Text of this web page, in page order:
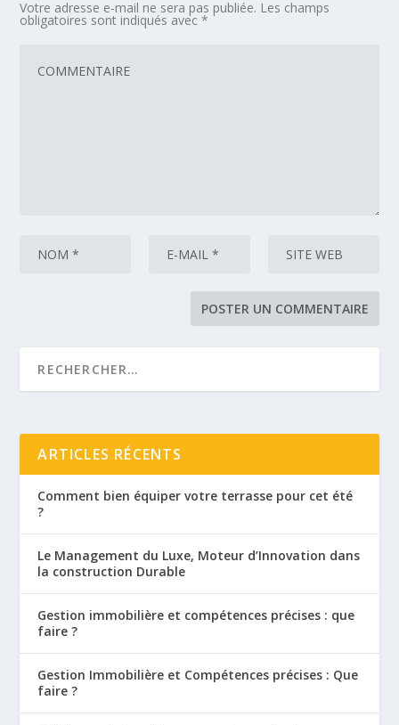
Votre adresse e-mail ne sera pas publiée. Les champs
obligatoires sont indiqués avec*
ARTICLES RÉCENTS
Comment bien équiper votre terrasse pour cet été
?
Le Management du Luxe, Moteur d’Innovation dans
la construction Durable
Gestion immobilière et compétences précises : que
faire ?
Gestion Immobilière et Compétences précises : Que
faire ?